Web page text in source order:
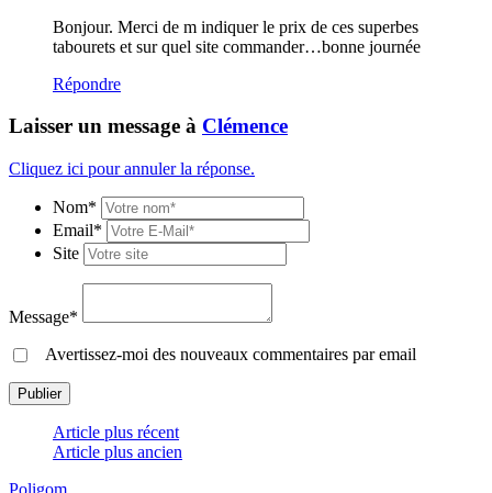
Bonjour. Merci de m indiquer le prix de ces superbes
tabourets et sur quel site commander…bonne journée
Répondre
Laisser un message à Clémence
Cliquez ici pour annuler la réponse.
Nom*
Email*
Site
Message*
Avertissez-moi des nouveaux commentaires par email
Article plus récent
Article plus ancien